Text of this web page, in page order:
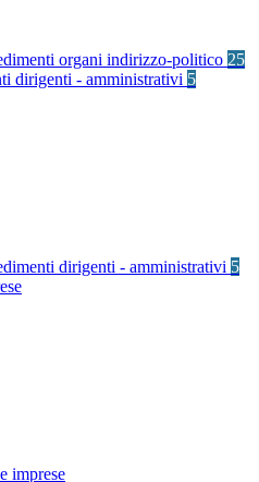
organi indirizzo-politico 25
dirigenti - amministrativi 5
dirigenti - amministrativi 5
imprese